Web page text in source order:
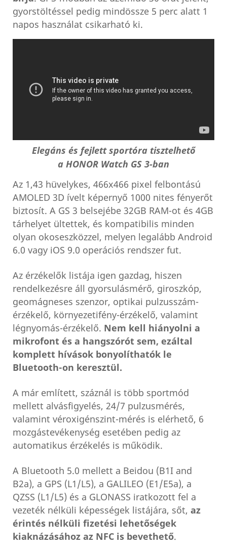
gyorstöltéssel pedig mindössze 5 perc alatt 1
napos használat csikarható ki.
Elegáns és fejlett sportóra tisztelhető
a HONOR Watch GS 3-ban
Az 1,43 hüvelykes, 466x466 pixel felbontású
AMOLED 3D ívelt képernyő 1000 nites fényerőt
biztosít. A GS 3 belsejébe 32GB RAM-ot és 4GB
tárhelyet ültettek, és kompatibilis minden
olyan okoseszközzel, melyen legalább Android
6.0 vagy iOS 9.0 operációs rendszer fut.
Az érzékelők listája igen gazdag, hiszen
rendelkezésre áll gyorsulásmérő, giroszkóp,
geomágneses szenzor, optikai pulzusszám-
érzékelő, környezetifény-érzékelő, valamint
légnyomás-érzékelő. Nem kell hiányolni a
mikrofont és a hangszórót sem, ezáltal
komplett hívások bonyolíthatók le
Bluetooth-on keresztül.
A már említett, száznál is több sportmód
mellett alvásfigyelés, 24/7 pulzusmérés,
valamint véroxigénszint-mérés is elérhető, 6
mozgástevékenység esetében pedig az
automatikus érzékelés is működik.
A Bluetooth 5.0 mellett a Beidou (B1I and
B2a), a GPS (L1/L5), a GALILEO (E1/E5a), a
QZSS (L1/L5) és a GLONASS iratkozott fel a
vezeték nélküli képességek listájára, sőt, az
érintés nélküli fizetési lehetőségek
kiaknázásához az NFC is bevethető.